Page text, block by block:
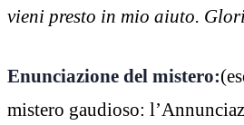
vieni presto in mio aiuto.
Enunciazione del mistero:
mistero gaudioso: